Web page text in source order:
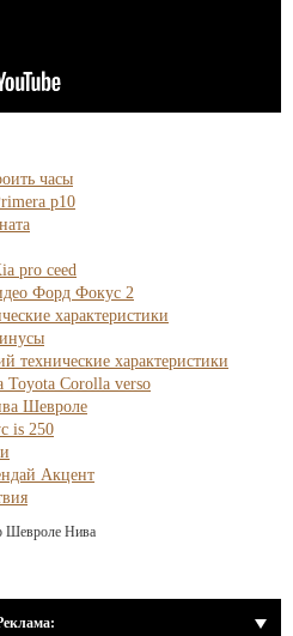
часы
p10
pro ceed
Форд Фокус 2
характеристики
технические характеристики
Corolla verso
Шевроле
is 250
Акцент
Шевроле Нива